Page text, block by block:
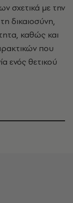
σχετικά με την
δικαιοσύνη,
καθώς και
που
ενός θετικού